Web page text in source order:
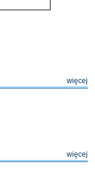
więcej
więcej